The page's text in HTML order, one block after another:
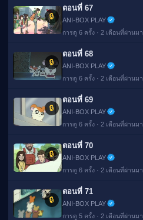
🔒
ตอนที่ 67
ANI-BOX PLAY
การดู 6 ครั้ง · 2 เดือนที่ผ่านมา
🔒
ตอนที่ 68
ANI-BOX PLAY
การดู 6 ครั้ง · 2 เดือนที่ผ่านมา
🔒
ตอนที่ 69
ANI-BOX PLAY
การดู 6 ครั้ง · 2 เดือนที่ผ่านมา
🔒
ตอนที่ 70
ANI-BOX PLAY
การดู 6 ครั้ง · 2 เดือนที่ผ่านมา
🔒
ตอนที่ 71
ANI-BOX PLAY
การดู 5 ครั้ง · 2 เดือนที่ผ่านมา